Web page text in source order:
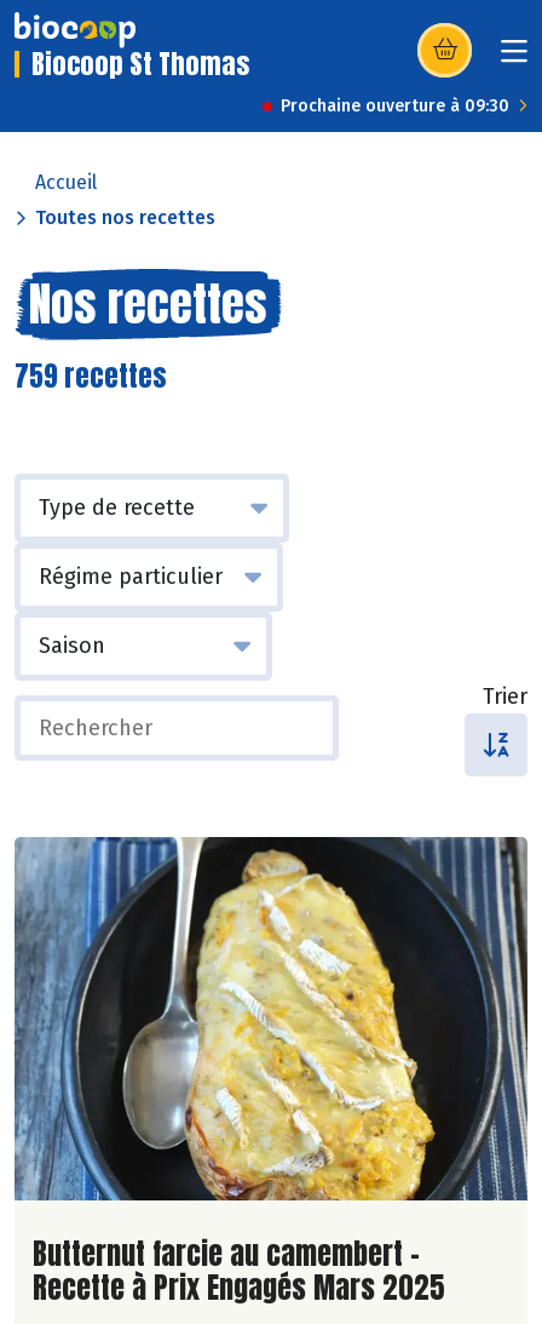
Biocoop St Thomas (s’ouvre dans
Prochaine ouverture à 09:30
Accueil
Toutes nos recettes
Nos recettes
759 recettes
Trier
Lire la suite de la recette
Butternut farcie au camembert -
Recette à Prix Engagés Mars 2025